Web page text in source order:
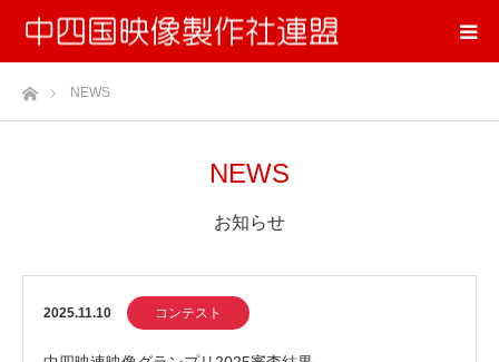
ホームNEWS
NEWS
お知らせ
2025.11.10 コンテスト